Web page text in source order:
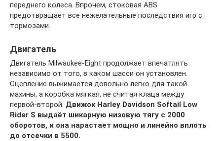
переднего колеса. Впрочем, стоковая ABS
предотвращает все нежелательные последствия игр с
тормозами.
Двигатель
Двигатель Milwaukee-Eight продолжает впечатлять
независимо от того, в каком шасси он установлен.
Сцепление выжимается довольно легко для такой
махины, а коробка мягкая, не считая клаца между
первой-второй. Движок Harley Davidson Softail Low
Rider S выдаёт шикарную низовую тягу с 2000
оборотов, и она нарастает мощно и линейно вплоть
до отсечки в 5500.